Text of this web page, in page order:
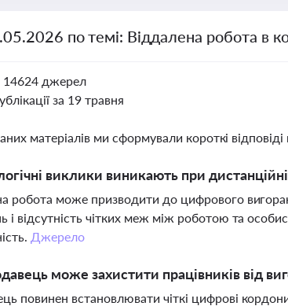
по темі: Віддалена робота в
14624 джерел
за 19 травня
матеріалів ми сформували короткі
виклики виникають при
робота може призводити до цифрового
і відсутність чітких меж між роботою та
Джерело
може захистити працівників від
повинен встановлювати чіткі цифрові